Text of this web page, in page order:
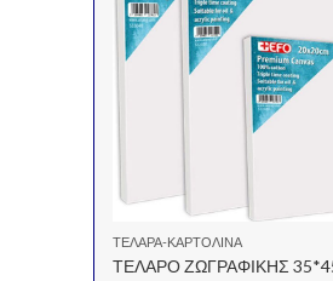
ΤΕΛΆΡΑ-ΚΑΡΤΟΛΊΝΑ
ΤΕΛΑΡΟ ΖΩΓΡΑΦΙΚΗΣ